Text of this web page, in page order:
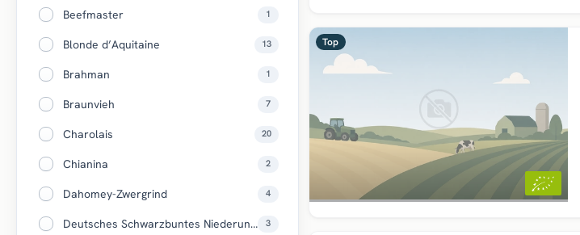
Beefmaster 1
Blonde d’Aquitaine 13
Brahman 1
Braunvieh 7
Charolais 20
Chianina 2
Dahomey-Zwergrind 4
Deutsches Schwarzbuntes Niederungsrind 3
Top